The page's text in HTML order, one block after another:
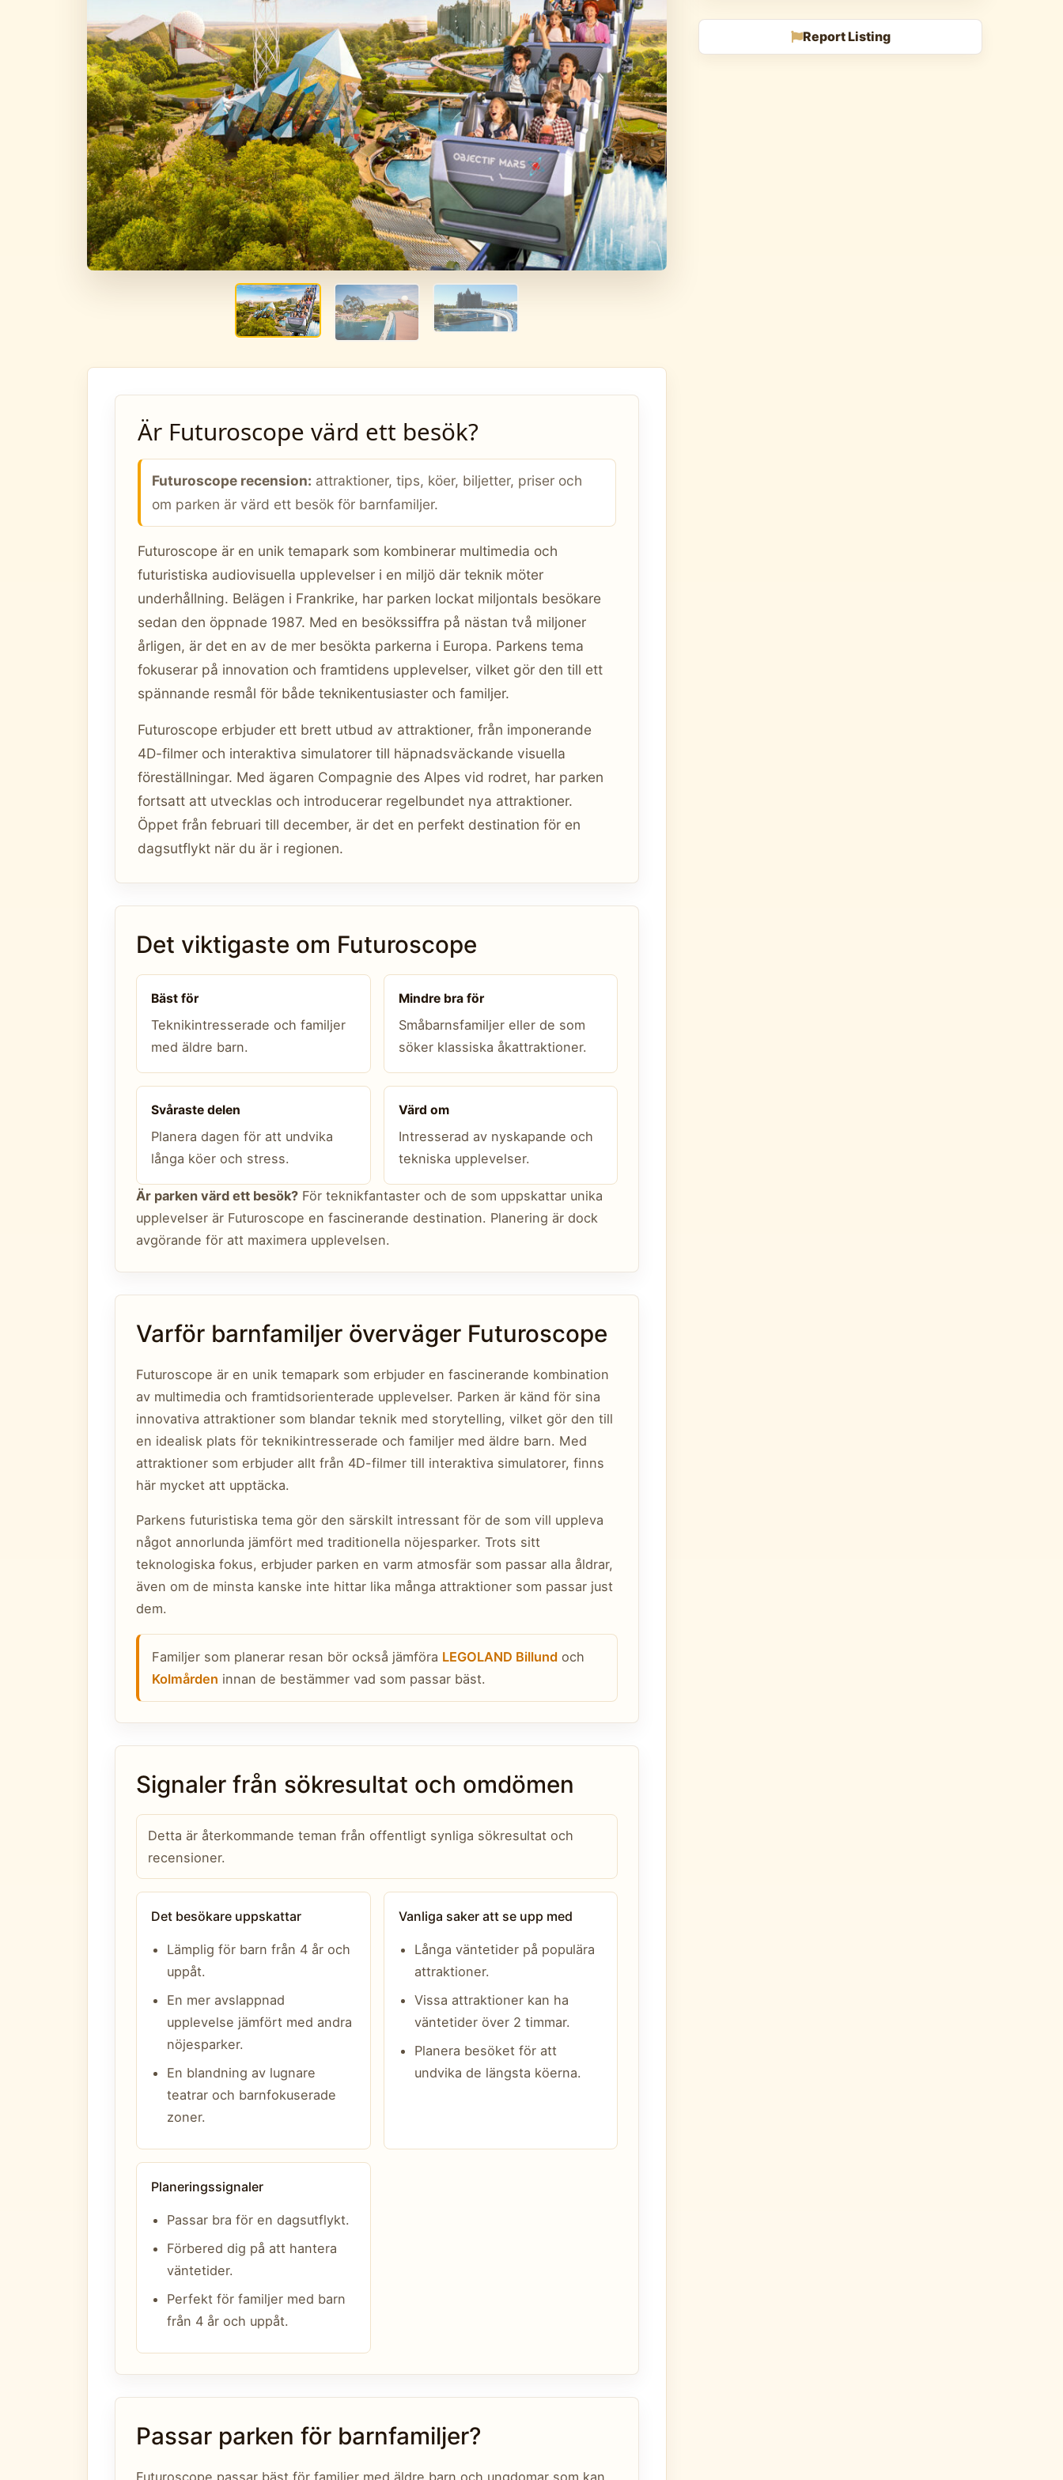
Är Futuroscope värd ett besök?
Futuroscope recension: attraktioner, tips, köer, biljetter, priser och
om parken är värd ett besök för barnfamiljer.
Futuroscope är en unik temapark som kombinerar multimedia och
futuristiska audiovisuella upplevelser i en miljö där teknik möter
underhållning. Belägen i Frankrike, har parken lockat miljontals besökare
sedan den öppnade 1987. Med en besökssiffra på nästan två miljoner
årligen, är det en av de mer besökta parkerna i Europa. Parkens tema
fokuserar på innovation och framtidens upplevelser, vilket gör den till ett
spännande resmål för både teknikentusiaster och familjer.
Futuroscope erbjuder ett brett utbud av attraktioner, från imponerande
4D-filmer och interaktiva simulatorer till häpnadsväckande visuella
föreställningar. Med ägaren Compagnie des Alpes vid rodret, har parken
fortsatt att utvecklas och introducerar regelbundet nya attraktioner.
Öppet från februari till december, är det en perfekt destination för en
dagsutflykt när du är i regionen.
Det viktigaste om Futuroscope
Bäst för
Teknikintresserade och familjer
med äldre barn.
Mindre bra för
Småbarnsfamiljer eller de som
söker klassiska åkattraktioner.
Svåraste delen
Planera dagen för att undvika
långa köer och stress.
Värd om
Intresserad av nyskapande och
tekniska upplevelser.
Är parken värd ett besök? För teknikfantaster och de som uppskattar unika
upplevelser är Futuroscope en fascinerande destination. Planering är dock
avgörande för att maximera upplevelsen.
Varför barnfamiljer överväger Futuroscope
Futuroscope är en unik temapark som erbjuder en fascinerande kombination
av multimedia och framtidsorienterade upplevelser. Parken är känd för sina
innovativa attraktioner som blandar teknik med storytelling, vilket gör den till
en idealisk plats för teknikintresserade och familjer med äldre barn. Med
attraktioner som erbjuder allt från 4D-filmer till interaktiva simulatorer, finns
här mycket att upptäcka.
Parkens futuristiska tema gör den särskilt intressant för de som vill uppleva
något annorlunda jämfört med traditionella nöjesparker. Trots sitt
teknologiska fokus, erbjuder parken en varm atmosfär som passar alla åldrar,
även om de minsta kanske inte hittar lika många attraktioner som passar just
dem.
Familjer som planerar resan bör också jämföra LEGOLAND Billund och
Kolmården innan de bestämmer vad som passar bäst.
Signaler från sökresultat och omdömen
Detta är återkommande teman från offentligt synliga sökresultat och
recensioner.
Det besökare uppskattar
Lämplig för barn från 4 år och
uppåt.
En mer avslappnad
upplevelse jämfört med andra
nöjesparker.
En blandning av lugnare
teatrar och barnfokuserade
zoner.
Vanliga saker att se upp med
Långa väntetider på populära
attraktioner.
Vissa attraktioner kan ha
väntetider över 2 timmar.
Planera besöket för att
undvika de längsta köerna.
Planeringssignaler
Passar bra för en dagsutflykt.
Förbered dig på att hantera
väntetider.
Perfekt för familjer med barn
från 4 år och uppåt.
Passar parken för barnfamiljer?
Futuroscope passar bäst för familjer med äldre barn och ungdomar som kan
Report Listing